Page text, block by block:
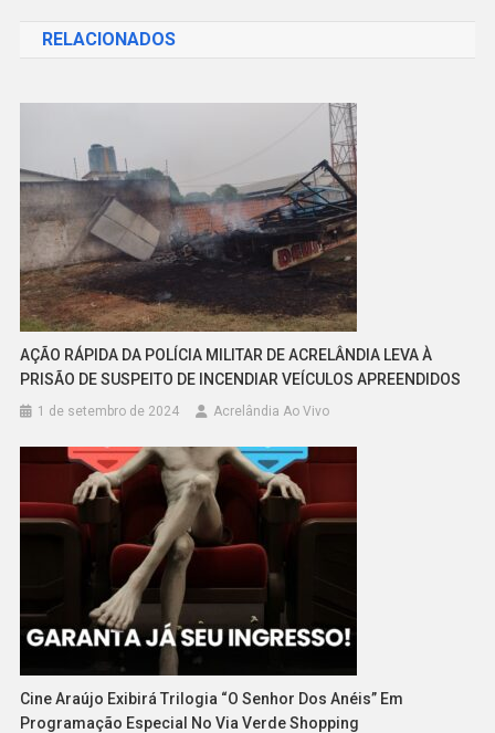
Post
RELACIONADOS
AÇÃO RÁPIDA DA POLÍCIA MILITAR DE ACRELÂNDIA LEVA À
PRISÃO DE SUSPEITO DE INCENDIAR VEÍCULOS APREENDIDOS
1 de setembro de 2024 Acrelândia Ao Vivo
Cine Araújo Exibirá Trilogia “O Senhor Dos Anéis” Em
Programação Especial No Via Verde Shopping